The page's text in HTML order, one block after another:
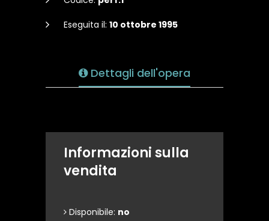
Eseguita il: 10 ottobre 1995
Dettagli dell'opera
Informazioni sulla
vendita
Disponibile: no